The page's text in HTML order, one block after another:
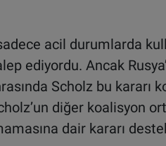
acil durumlarda
ediyordu. Ancak
Scholz bu kararı
diğer koalisyon
dair kararı